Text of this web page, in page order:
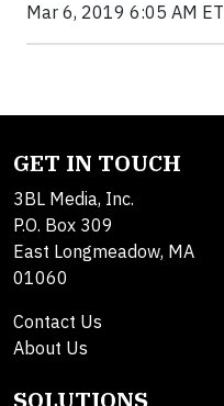
Mar 6, 2019 6:05 AM ET
GET IN TOUCH
3BL Media, Inc.
P.O. Box 309
East Longmeadow, MA
01060
Contact Us
About Us